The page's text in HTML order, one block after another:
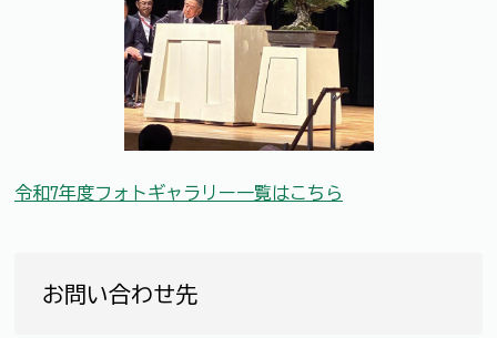
令和7年度フォトギャラリー一覧はこちら
お問い合わせ先